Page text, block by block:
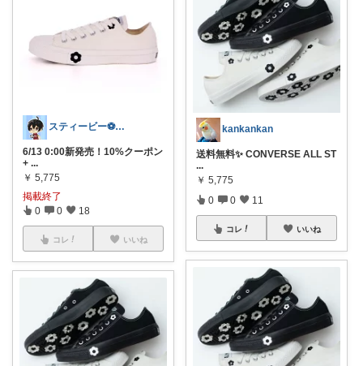
スティービー⚽3人娘パパ
6/13 0:00新発売！10%クーポン
+ ...
￥ 5,775
掲載終了
0 0 18
コレ いいね
kankankan
送料無料✨ CONVERSE ALL ST
...
￥ 5,775
0 0 11
コレ いいね